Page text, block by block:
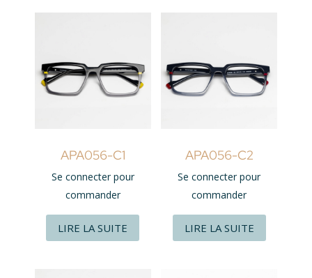
APA056-C1
Se connecter pour
commander
LIRE LA SUITE
APA056-C2
Se connecter pour
commander
LIRE LA SUITE